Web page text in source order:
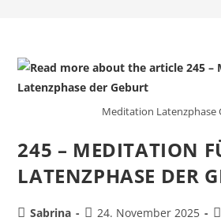
Meditation Latenzphase
245 – MEDITATION
LATENZPHASE DER
Sabrina 24. November 2025